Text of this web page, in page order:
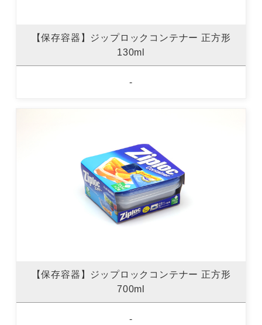
【保存容器】ジップロックコンテナー 正方形
130ml
-
【保存容器】ジップロックコンテナー 正方形
700ml
-